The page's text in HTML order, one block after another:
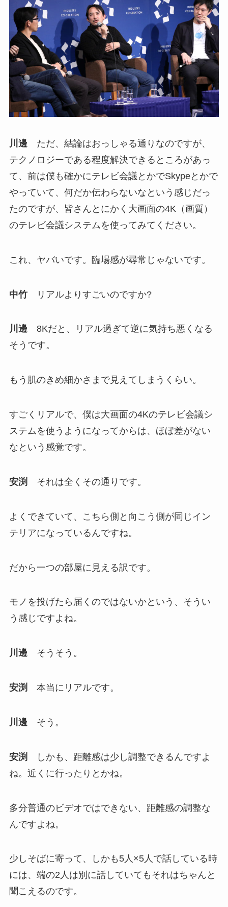
川邊 ただ、結論はおっしゃる通りなのですが、
テクノロジーである程度解決できるところがあっ
て、前は僕も確かにテレビ会議とかでSkypeとかで
やっていて、何だか伝わらないなという感じだっ
たのですが、皆さんとにかく大画面の4K（画質）
のテレビ会議システムを使ってみてください。
これ、ヤバいです。臨場感が尋常じゃないです。
中竹リアルよりすごいのですか?
川邊8Kだと、リアル過ぎて逆に気持ち悪くなる
そうです。
もう肌のきめ細かさまで見えてしまうくらい。
すごくリアルで、僕は大画面の4Kのテレビ会議シ
ステムを使うようになってからは、ほぼ差がない
なという感覚です。
安渕 それは全くその通りです。
よくできていて、こちら側と向こう側が同じイン
テリアになっているんですね。
だから一つの部屋に見える訳です。
モノを投げたら届くのではないかという、そうい
う感じですよね。
川邊そうそう。
安渕 本当にリアルです。
川邊 そう。
安渕
しかも、距離感は少し調整できるんですよ
ね。近くに行ったりとかね。
多分普通のビデオではできない、距離感の調整な
んですよね。
少しそばに寄って、しかも5人×5人で話している時
には、端の2人は別に話していてもそれはちゃんと
聞こえるのです。